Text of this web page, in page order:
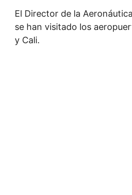
El Director de la
se han visitado los
y Cali.